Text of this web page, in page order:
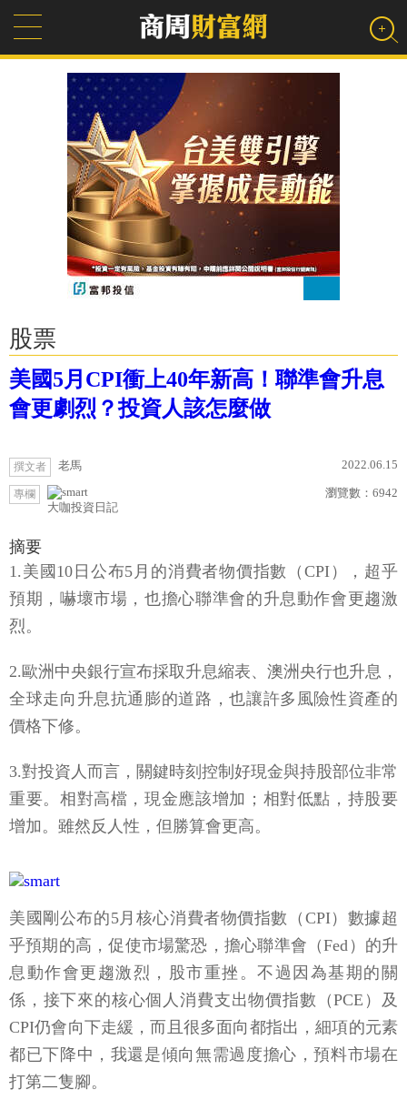
股票
美國5月CPI衝上40年新高！聯準會升息
會更劇烈？投資人該怎麼做
撰文者 老馬 2022.06.15
專欄
大咖投資日記
瀏覽數： 6942
摘要
1.美國10日公布5月的消費者物價指數（CPI），超乎
預期，嚇壞市場，也擔心聯準會的升息動作會更趨激
烈。
2.歐洲中央銀行宣布採取升息縮表、澳洲央行也升息，
全球走向升息抗通膨的道路，也讓許多風險性資產的
價格下修。
3.對投資人而言，關鍵時刻控制好現金與持股部位非常
重要。相對高檔，現金應該增加；相對低點，持股要
增加。雖然反人性，但勝算會更高。
美國剛公布的5月核心消費者物價指數（CPI）數據超
乎預期的高，促使市場驚恐，擔心聯準會（Fed）的升
息動作會更趨激烈，股市重挫。不過因為基期的關
係，接下來的核心個人消費支出物價指數（PCE）及
CPI仍會向下走緩，而且很多面向都指出，細項的元素
都已下降中，我還是傾向無需過度擔心，預料市場在
打第二隻腳。